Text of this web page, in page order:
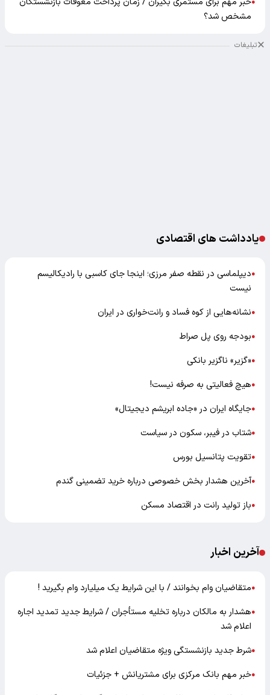
مشخص شد؟
تبلیغات
یادداشت های اقتصادی
●دیپلماسی در نقطه صفر مرزی؛ اینجا جای کاسبی با رادیکالیسم
نیست
●نشانه‌هایی از کوه فساد و رانت‌خواری در ایران
●بودجه روی پل صراط
●«گزیر» ناگزیر بانکی
●هیچ فعالیتی به صرفه نیست!
●جایگاه ایران در «جاده ابریشم دیجیتال»
●شتاب در فیبر، سکون در سیاست
●تقویت پتانسیل بورس
●آخرین هشدار بخش خصوصی درباره خرید تضمینی گندم
●باز تولید رانت در اقتصاد مسکن
آخرین اخبار
●متقاضیان وام بخوانند / با این شرایط یک میلیارد وام بگیرید !
●هشدار به مالکان درباره تخلیه مستأجران / شرایط جدید تمدید اجاره
اعلام شد
●شرط جدید بازنشستگی ویژه متقاضیان اعلام شد
●خبر مهم بانک مرکزی برای مشتریانش + جزئیات